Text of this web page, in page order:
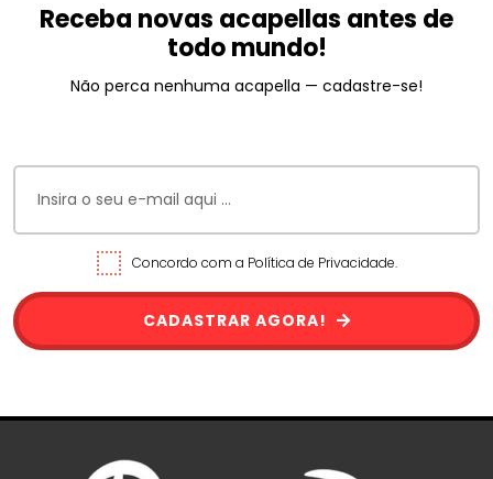
Receba novas acapellas antes de
todo mundo!
Não perca nenhuma acapella — cadastre-se!
Concordo com a Política de Privacidade.
CADASTRAR AGORA!